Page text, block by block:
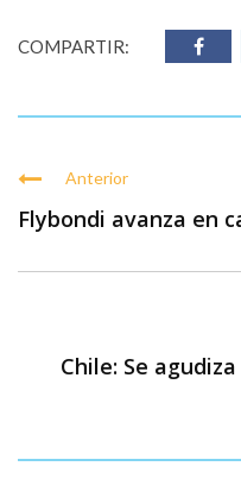
COMPARTIR:
Anterior
Flybondi avanza en
Chile: Se